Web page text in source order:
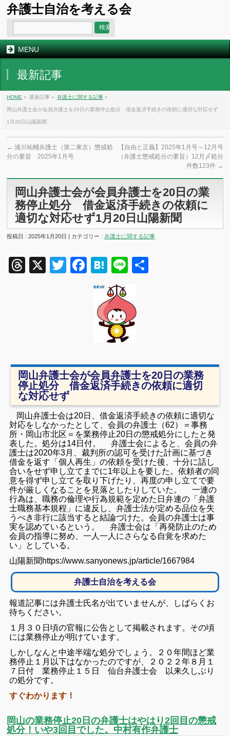
弁護士自治を考える会
MENU
最新記事
HOME » 最新記事 » 弁護士に関する記事 »
岡山弁護士会が会員弁護士を20日の業務停止処分 借金返済手続きの依頼に適切な対応せず
1月20日山陽新聞
← 浦川祐輔弁護士（第二東京）懲戒処
分の要旨 2025年1月号
【自由と正義】2025年1月号～12月号
（弁護士懲戒処分の要旨）12月〆処分
件数123件 →
岡山弁護士会が会員弁護士を20日の業
務停止処分 借金返済手続きの依頼に
適切な対応せず1月20日山陽新聞
投稿日 : 2025年1月20日 | カテゴリー :弁護士に関する記事
Threads
X TwitterFacebook
Hatena
Line
岡山弁護士会が会員弁護士を20日の業務
停止処分 借金返済手続きの依頼に適切
な対応せず
岡山弁護士会は20日、借金返済手続きの依頼に適切な
対応をしなかったとして、会員の弁護士（62）＝事務
所・岡山市北区＝を業務停止20日の懲戒処分にしたと発
表した。処分は14日付。 弁護士会によると、会員の弁
護士は2020年3月、裁判所の認可を受けた計画に基づき
借金を返す「個人再生」の依頼を受けた後、十分に話し
合いをせず申し立てまでに1年以上を要した。依頼者の同
意を得ず申し立てを取り下げたり、再度の申し立てで要
件が厳しくなることを見落としたりしていた。 一連の
行為は、職務の倫理や行為規範を定めた日弁連の「弁護
士職務基本規程」に違反し、弁護士法が定める品位を失
うべき非行に該当すると結論づけた。会員の弁護士は事
実を認めているという。 弁護士会は「再発防止のため
会員の指導に努め、一人一人にさらなる自覚を求めた
い」としている。
山陽新聞https://www.sanyonews.jp/article/1667984
弁護士自治を考える会
報道記事には弁護士氏名が出ていませんが、しばらくお
待ちください。
１月３０日頃の官報に公告として掲載されます。その頃
には業務停止が明けています。
しかしなんと中途半端な処分でしょう。２０年間ほど業
務停止１月以下はなかったのですが、２０２２年８月１
７日付 業務停止１５日 仙台弁護士会 以来久しぶり
の処分です。
すぐわかります！
岡山の業務停止20日の弁護士はやはり2回目の懲戒
処分！いや3回目でした。中村有作弁護士